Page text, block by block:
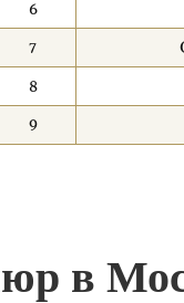
6
7
8
9
в